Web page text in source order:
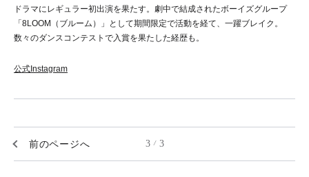
ドラマにレギュラー初出演を果たす。劇中で結成されたボーイズグループ
「8LOOM（ブルーム）」として期間限定で活動を経て、一躍ブレイク。
数々のダンスコンテストで入賞を果たした経歴も。
公式Instagram
前のページへ 3 / 3